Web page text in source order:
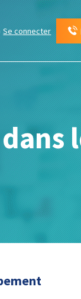
Se connecter